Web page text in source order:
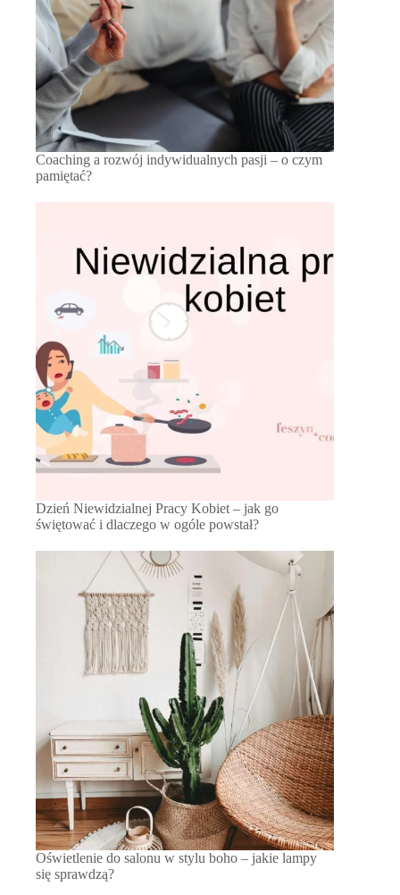
Coaching a rozwój indywidualnych pasji – o czym
pamiętać?
Dzień Niewidzialnej Pracy Kobiet – jak go
świętować i dlaczego w ogóle powstał?
Oświetlenie do salonu w stylu boho – jakie lampy
się sprawdzą?